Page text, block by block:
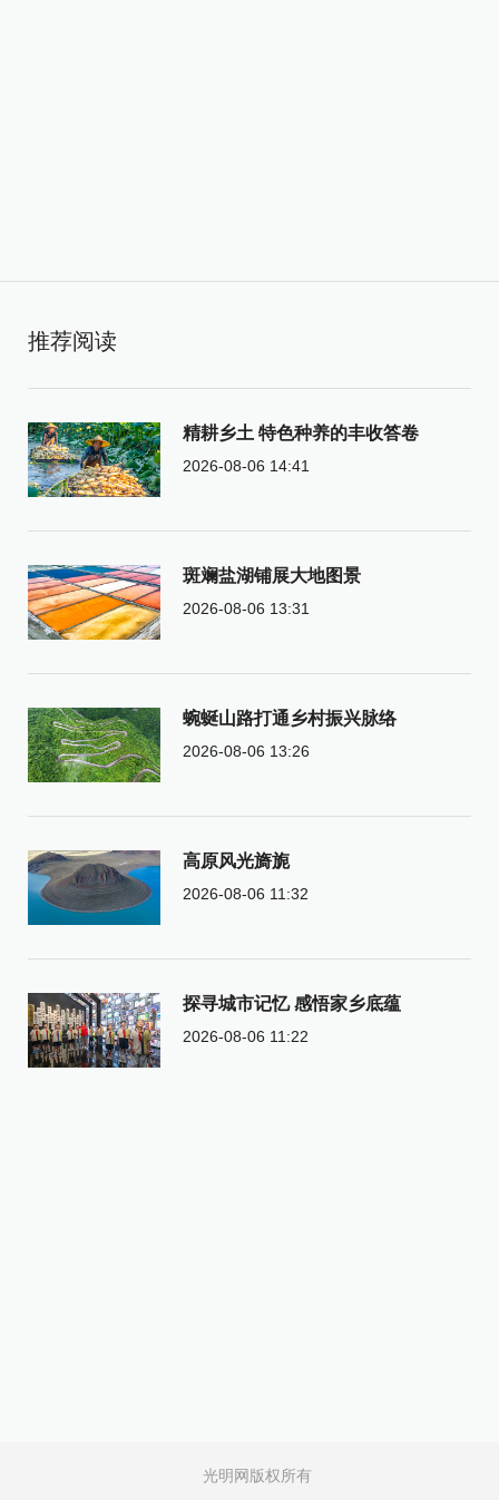
推荐阅读
精耕乡土 特色种养的丰收答卷
2026-08-06 14:41
斑斓盐湖铺展大地图景
2026-08-06 13:31
蜿蜒山路打通乡村振兴脉络
2026-08-06 13:26
高原风光旖旎
2026-08-06 11:32
探寻城市记忆 感悟家乡底蕴
2026-08-06 11:22
光明网版权所有